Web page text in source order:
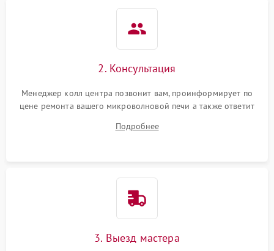
1000 ₽
2. Консультация
Менеджер колл центра позвонит вам, проинформирует по
цене ремонта вашего микроволновой печи а также ответит
Подробнее
3. Выезд мастера